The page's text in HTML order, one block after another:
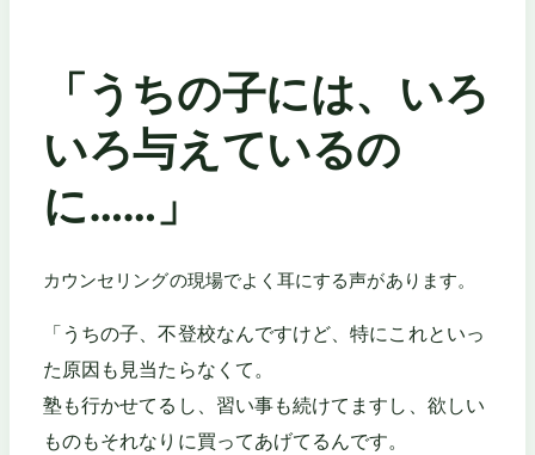
「うちの子には、いろ
いろ与えているの
に……」
カウンセリングの現場でよく耳にする声があります。
「うちの子、不登校なんですけど、特にこれといっ
た原因も見当たらなくて。
塾も行かせてるし、習い事も続けてますし、欲しい
ものもそれなりに買ってあげてるんです。